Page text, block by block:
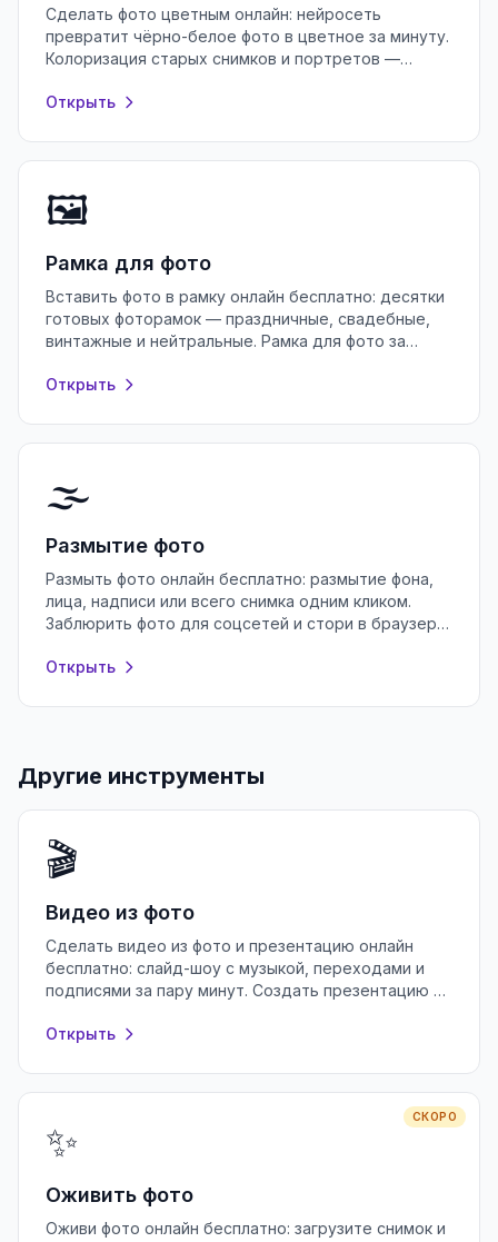
Сделать фото цветным онлайн: нейросеть
превратит чёрно-белое фото в цветное за минуту.
Колоризация старых снимков и портретов —
Открыть
🖼️
Рамка для фото
Вставить фото в рамку онлайн бесплатно: десятки
готовых фоторамок — праздничные, свадебные,
винтажные и нейтральные. Рамка для фото за
Открыть
🌫️
Размытие фото
Размыть фото онлайн бесплатно: размытие фона,
лица, надписи или всего снимка одним кликом.
Заблюрить фото для соцсетей и стори в браузере,
Открыть
Другие инструменты
🎬
Видео из фото
Сделать видео из фото и презентацию онлайн
бесплатно: слайд-шоу с музыкой, переходами и
подписями за пару минут. Создать презентацию в
Открыть
СКОРО
✨
Оживить фото
Оживи фото онлайн бесплатно: загрузите снимок и